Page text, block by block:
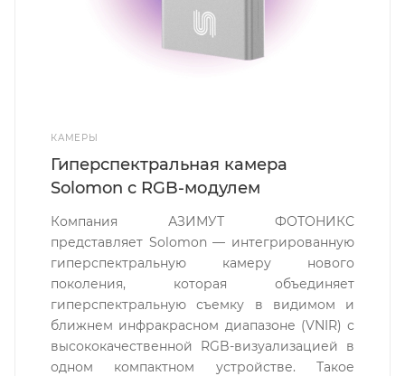
КАМЕРЫ
Гиперспектральная камера
Solomon с RGB-модулем
Компания АЗИМУТ ФОТОНИКС
представляет Solomon — интегрированную
гиперспектральную камеру нового
поколения, которая объединяет
гиперспектральную съемку в видимом и
ближнем инфракрасном диапазоне (VNIR) с
высококачественной RGB-визуализацией в
одном компактном устройстве. Такое